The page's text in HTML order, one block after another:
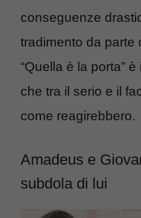
conseguenze
tradimento da parte
“Quella è la porta”
che tra il serio e il
come reagirebbero.
Amadeus e
subdola di lui